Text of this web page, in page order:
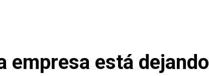
empresa está dejando